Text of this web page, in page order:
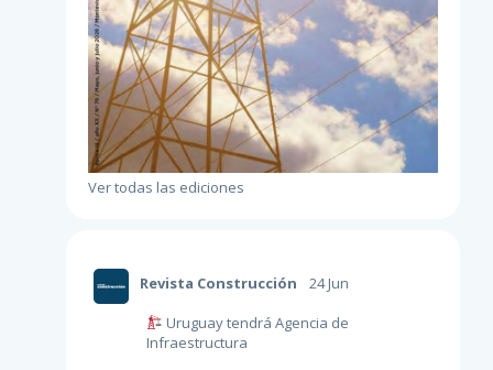
Ver todas las ediciones
Revista Construcción
24 Jun
Uruguay tendrá Agencia de
Infraestructura